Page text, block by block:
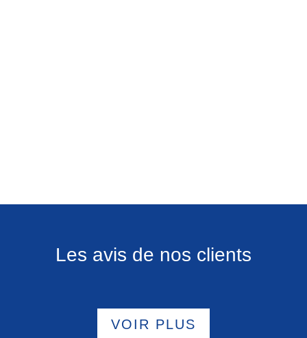
Les avis de nos clients
VOIR PLUS